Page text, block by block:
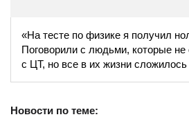
«На тесте по физике я получил
Поговорили с людьми, которые не
с ЦТ, но все в их жизни сложилось
Новости по теме: